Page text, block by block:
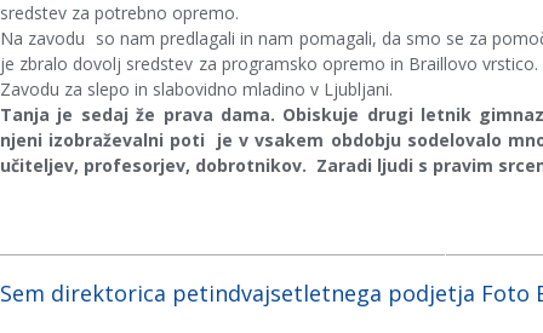
sredstev za potrebno opremo.
Na zavodu so nam predlagali in nam pomagali, da smo se za
je zbralo dovolj sredstev za programsko opremo in Braillovo
Zavodu za slepo in slabovidno mladino v Ljubljani.
Tanja je sedaj že prava dama. Obiskuje drugi letnik
njeni izobraževalni poti je v vsakem obdobju sodelovalo
učiteljev, profesorjev, dobrotnikov. Zaradi ljudi s pravim
Sem direktorica petindvajsetletnega podjetja Foto